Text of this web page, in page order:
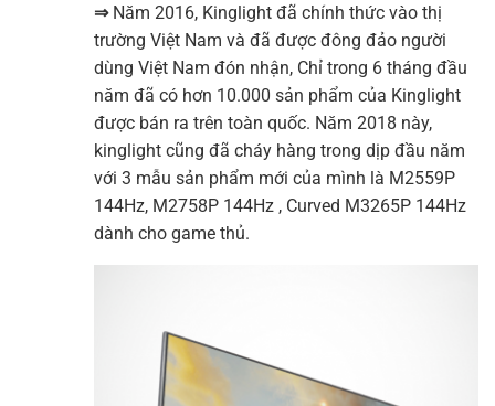
⇒ Năm 2016, Kinglight đã chính thức vào thị
trường Việt Nam và đã được đông đảo người
dùng Việt Nam đón nhận, Chỉ trong 6 tháng đầu
năm đã có hơn 10.000 sản phẩm của Kinglight
được bán ra trên toàn quốc. Năm 2018 này,
kinglight cũng đã cháy hàng trong dịp đầu năm
với 3 mẫu sản phẩm mới của mình là M2559P
144Hz, M2758P 144Hz , Curved M3265P 144Hz
dành cho game thủ.